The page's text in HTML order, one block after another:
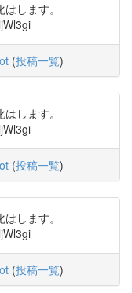
します。
(投稿一覧)
します。
(投稿一覧)
します。
(投稿一覧)